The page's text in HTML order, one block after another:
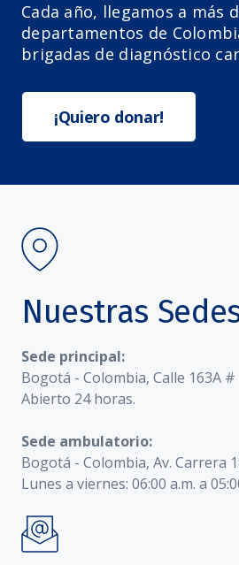
Cada año, llegamos a más
departamentos de
brigadas de diagnóstico
¡Quiero donar!
Nuestras
Sede principal:
Bogotá - Colombia, Calle 163A #
Abierto 24 horas.
Sede ambulatorio:
Bogotá - Colombia, Av. Carrera
Lunes a viernes: 06:00 a.m. a